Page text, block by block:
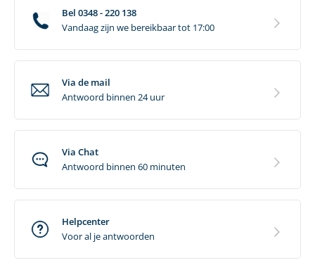
Bel 0348 - 220 138
Vandaag zijn we bereikbaar tot 17:00
Via de mail
Antwoord binnen 24 uur
Via Chat
Antwoord binnen 60 minuten
Helpcenter
Voor al je antwoorden